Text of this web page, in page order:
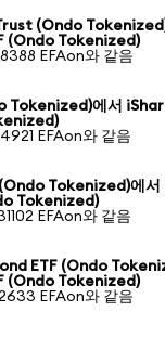
(Ondo
(Ondo Tokenized)
EFAon와 같음
Tokenized)에서
EFAon와 같음
Tokenized)에서
Tokenized)
EFAon와 같음
ETF (Ondo
(Ondo Tokenized)
EFAon와 같음